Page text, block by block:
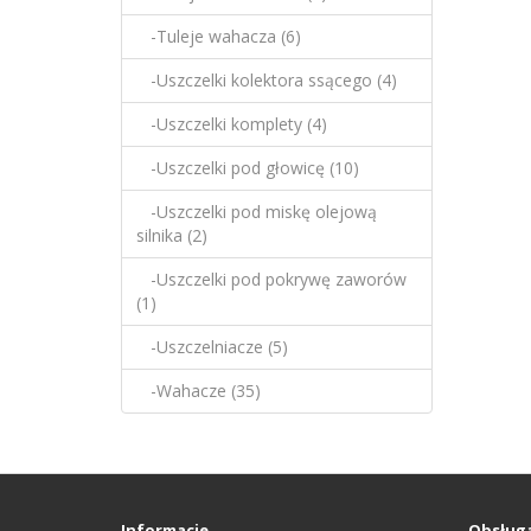
-Tuleje wahacza (6)
-Uszczelki kolektora ssącego (4)
-Uszczelki komplety (4)
-Uszczelki pod głowicę (10)
-Uszczelki pod miskę olejową
silnika (2)
-Uszczelki pod pokrywę zaworów
(1)
-Uszczelniacze (5)
-Wahacze (35)